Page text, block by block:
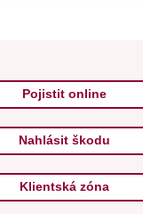
Pojistit online
Nahlásit škodu
Klientská zóna